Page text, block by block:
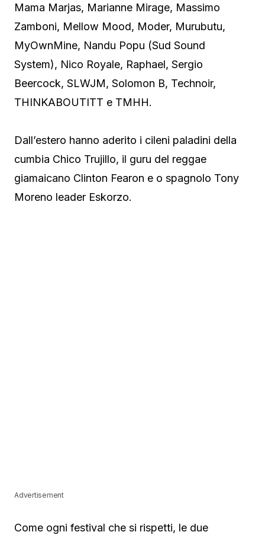
Mama Marjas, Marianne Mirage, Massimo
Zamboni, Mellow Mood, Moder, Murubutu,
MyOwnMine, Nandu Popu (Sud Sound
System), Nico Royale, Raphael, Sergio
Beercock, SLWJM, Solomon B, Technoir,
THINKABOUTITT e TMHH.
Dall’estero hanno aderito i cileni paladini della
cumbia Chico Trujillo, il guru del reggae
giamaicano Clinton Fearon e o spagnolo Tony
Moreno leader Eskorzo.
Advertisement
Come ogni festival che si rispetti, le due